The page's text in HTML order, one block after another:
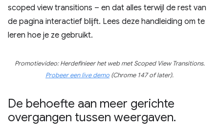
scoped view transitions – en dat alles terwijl de rest van
de pagina interactief blijft. Lees deze handleiding om te
leren hoe je ze gebruikt.
Promotievideo: Herdefinieer het web met Scoped View Transitions.
Probeer een live demo (Chrome 147 of later).
De behoefte aan meer gerichte
overgangen tussen weergaven.